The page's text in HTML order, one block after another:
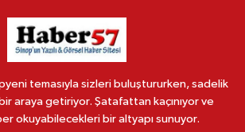
temasıyla sizleri buluştururken, sadelik
araya getiriyor. Şatafattan kaçınıyor ve
okuyabilecekleri bir altyapı sunuyor.